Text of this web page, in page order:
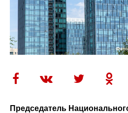
Председатель